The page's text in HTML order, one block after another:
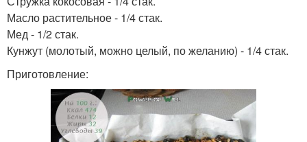
Масло растительное - 1/4 стак.
Мед - 1/2 стак.
Кунжут (молотый, можно целый, по желанию) - 1/4 стак.
Приготовление: